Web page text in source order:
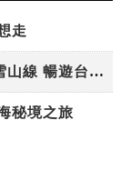
走
台灣好行／新路線！下半年增開大雪山線 暢遊台中更便利
秘境之旅